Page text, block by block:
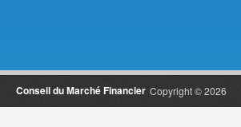
Copyright © 2026
Conseil du Marché Financier